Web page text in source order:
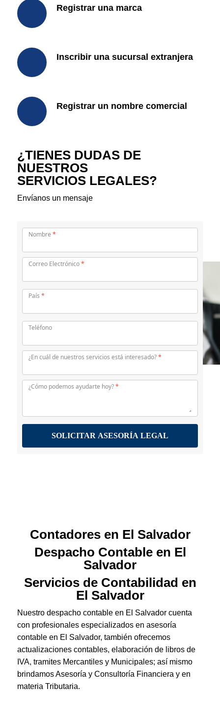
Registrar una marca
Inscribir una sucursal extranjera
Registrar un nombre comercial
¿TIENES DUDAS DE
NUESTROS
SERVICIOS LEGALES?
Envíanos un mensaje
Contadores en El Salvador
Despacho Contable en El
Salvador
Servicios de Contabilidad en
El Salvador
Nuestro despacho contable en El Salvador cuenta
con profesionales especializados en asesoría
contable en El Salvador, también ofrecemos
actualizaciones contables, elaboración de libros de
IVA, tramites Mercantiles y Municipales; así mismo
brindamos Asesoría y Consultoría Financiera y en
materia Tributaria.